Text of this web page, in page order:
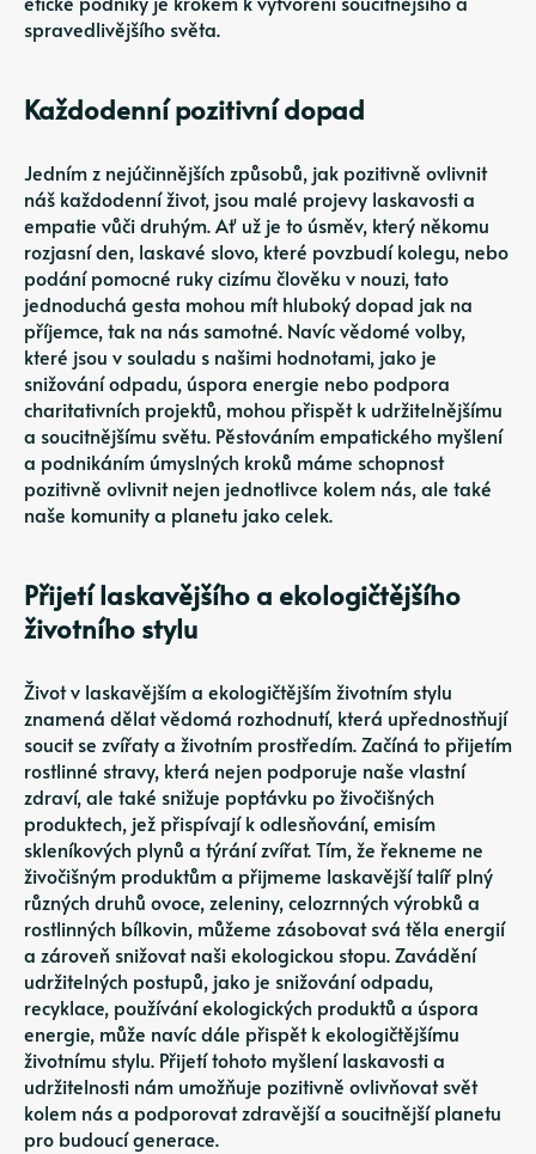
spravedlivějšího světa.
Každodenní pozitivní dopad
Jedním z nejúčinnějších způsobů, jak pozitivně ovlivnit
náš každodenní život, jsou malé projevy laskavosti a
empatie vůči druhým. Ať už je to úsměv, který někomu
rozjasní den, laskavé slovo, které povzbudí kolegu, nebo
podání pomocné ruky cizímu člověku v nouzi, tato
jednoduchá gesta mohou mít hluboký dopad jak na
příjemce, tak na nás samotné. Navíc vědomé volby,
které jsou v souladu s našimi hodnotami, jako je
snižování odpadu, úspora energie nebo podpora
charitativních projektů, mohou přispět k udržitelnějšímu
a soucitnějšímu světu. Pěstováním empatického myšlení
a podnikáním úmyslných kroků máme schopnost
pozitivně ovlivnit nejen jednotlivce kolem nás, ale také
naše komunity a planetu jako celek.
Přijetí laskavějšího a ekologičtějšího
životního stylu
Život v laskavějším a ekologičtějším životním stylu
znamená dělat vědomá rozhodnutí, která upřednostňují
soucit se zvířaty a životním prostředím. Začíná to přijetím
rostlinné stravy, která nejen podporuje naše vlastní
zdraví, ale také snižuje poptávku po živočišných
produktech, jež přispívají k odlesňování, emisím
skleníkových plynů a týrání zvířat. Tím, že řekneme ne
živočišným produktům a přijmeme laskavější talíř plný
různých druhů ovoce, zeleniny, celozrnných výrobků a
rostlinných bílkovin, můžeme zásobovat svá těla energií
a zároveň snižovat naši ekologickou stopu. Zavádění
udržitelných postupů, jako je snižování odpadu,
recyklace, používání ekologických produktů a úspora
energie, může navíc dále přispět k ekologičtějšímu
životnímu stylu. Přijetí tohoto myšlení laskavosti a
udržitelnosti nám umožňuje pozitivně ovlivňovat svět
kolem nás a podporovat zdravější a soucitnější planetu
pro budoucí generace.